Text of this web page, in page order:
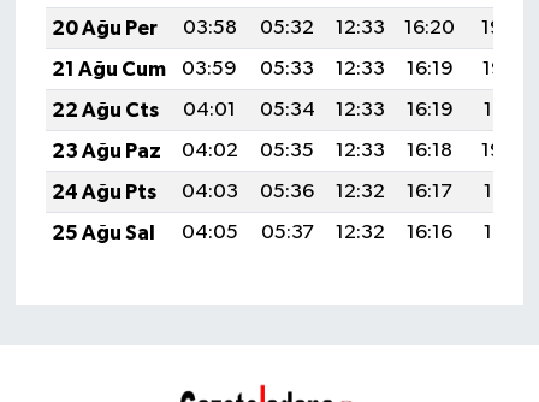
20 Ağu Per
03:58 05:32 12:33 16:20
19:24
21 Ağu Cum
03:59 05:33 12:33 16:19
19:23
22 Ağu Cts
04:01 05:34 12:33 16:19
19:21
23 Ağu Paz
04:02 05:35 12:33 16:18
19:20
24 Ağu Pts
04:03 05:36 12:32 16:17
19:18
25 Ağu Sal
04:05 05:37 12:32 16:16 19:17